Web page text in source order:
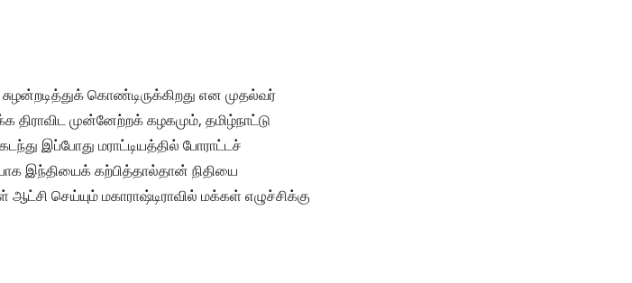
கொண்டிருக்கிறது என முதல்வர்
திராவிட முன்னேற்றக் கழகமும், தமிழ்நாட்டு
இப்போது மராட்டியத்தில் போராட்டச்
இந்தியைக் கற்பித்தால்தான் நிதியை
செய்யும் மகாராஷ்டிராவில் மக்கள் எழுச்சிக்கு